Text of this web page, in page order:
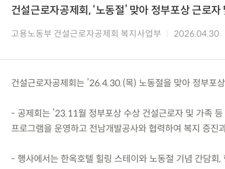
건설근로자공제회, ‘노동절’ 맞아 정부포상 근로자
고용노동부 건설근로자공제회 복지사업부 2026.04.30
건설근로자공제회는 ’26.4.30.(목) 노동절을 맞아 정부포
- 공제회는 ’23.11월 정부포상 수상 건설근로자 및 가족
프로그램을 운영하고 전남개발공사와 협력하여 복지 증진
- 행사에서는 한옥호텔 힐링 스테이와 노동절 기념 간담회